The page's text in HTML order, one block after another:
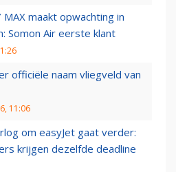
maakt opwachting in
Somon Air eerste klant
officiële naam vliegveld van
11:06
om easyJet gaat verder:
krijgen dezelfde deadline